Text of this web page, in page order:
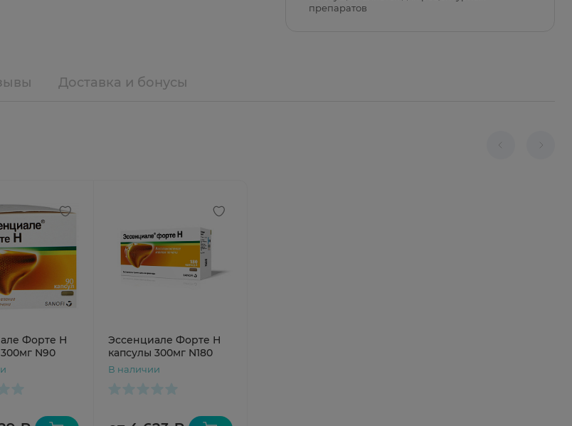
препаратов
Доставка и бонусы
Форте Н
N90
Эссенциале Форте Н
капсулы 300мг N180
В наличии